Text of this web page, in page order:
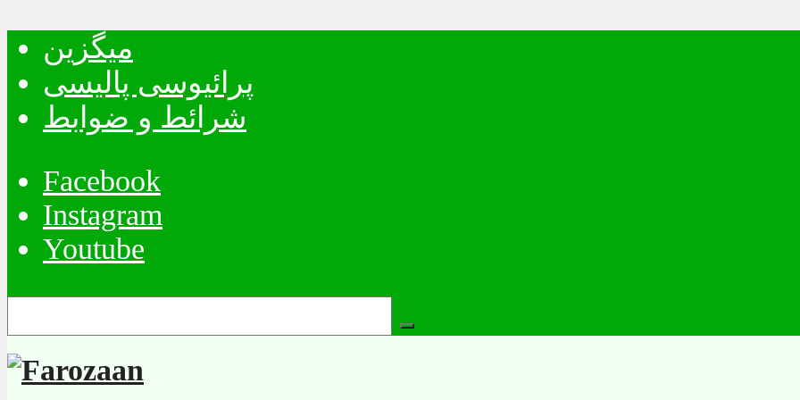
میگزین
پرائیوسی پالیسی
شرائط و ضوابط
Facebook
Instagram
Youtube